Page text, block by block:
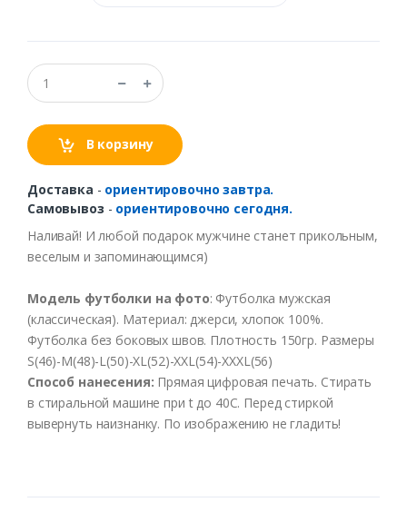
В корзину
Доставка - ориентировочно завтра.
Самовывоз - ориентировочно сегодня.
Наливай! Илюбой подарок мужчине станет прикольным,
веселым и запоминающимся)
Модель футболки на фото: Футболка мужская
(классическая). Материал:джерси,хлопок 100%.
Футболка без боковых швов. Плотность 150гр. Размеры
S(46)-M(48)-L(50)-XL(52)-XXL(54)-XXXL(56)
Способ нанесения: Прямая цифровая печать. Стирать
в стиральной машине при tдо 40С. Перед стиркой
вывернуть наизнанку. По изображению не гладить!